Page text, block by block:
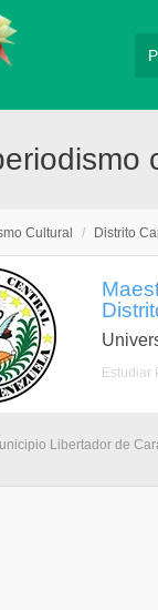
Cultural / Distrito
Estudiar
Libertador de